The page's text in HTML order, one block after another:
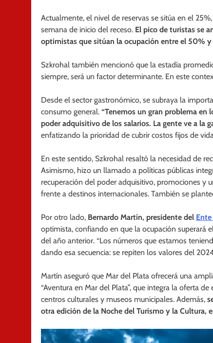
Actualmente, el nivel de reservas se sitúa en el
semana de inicio del receso. El pico de turistas se
optimistas que sitúan la ocupación entre el 50%
Szkrohal también mencionó que la estadía
siempre, será un factor determinante. En este
Desde el sector gastronómico, se subraya la
consumo general. “Tenemos un gran problema en
poder adquisitivo de los salarios. La gente ve a la
enfatizando la prioridad de cubrir costos fijos de
En este sentido, Szkrohal resaltó la necesidad de
Asimismo, hizo un llamado a políticas públicas
recuperación del poder adquisitivo, promociones y
frente a destinos internacionales. También se
Por otro lado, Bernardo Martín, presidente del
optimista, confiando en que la ocupación superará
del año anterior. “Los números que estamos
dando esa secuencia: se repiten los valores del
Martín aseguró que Mar del Plata ofrecerá una
“Aventura en Mar del Plata”, que integra la oferta
centros culturales y museos municipales. Además,
otra edición de la Noche del Turismo y la Cultura,